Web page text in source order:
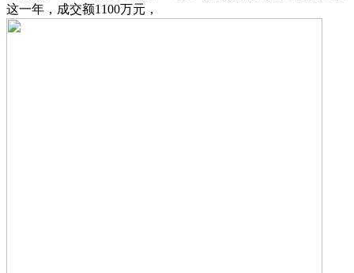
这一年，成交额1100万元，